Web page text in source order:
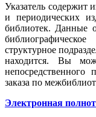
Указатель
и периодических
библиотек. Данные
структурное
находится. Вы
заказа по
Электронная